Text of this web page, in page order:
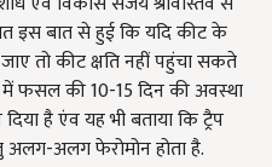
इस बात से हुई कि यदि कीट के
तो कीट क्षति नहीं पहुंचा सकते
फसल की 10-15 दिन की अवस्था
है एंव यह भी बताया कि ट्रैप
अलग फेरोमोन होता है.